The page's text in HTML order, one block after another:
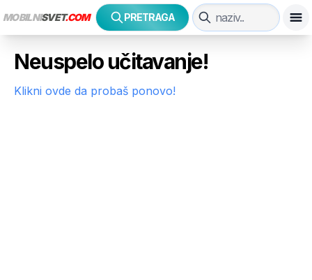
MOBILNISVET.COM PRETRAGA
Neuspelo učitavanje!
Klikni ovde da probaš ponovo!